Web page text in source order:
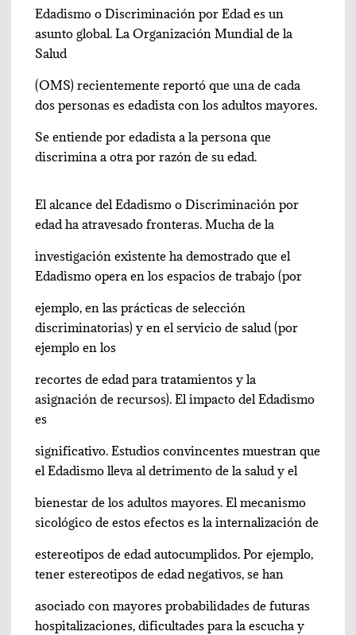
Edadismo o Discriminación por Edad es un
asunto global. La Organización Mundial de la
Salud
(OMS) recientemente reportó que una de cada
dos personas es edadista con los adultos mayores.
Se entiende por edadista a la persona que
discrimina a otra por razón de su edad.
El alcance del Edadismo o Discriminación por
edad ha atravesado fronteras. Mucha de la
investigación existente ha demostrado que el
Edadismo opera en los espacios de trabajo (por
ejemplo, en las prácticas de selección
discriminatorias) y en el servicio de salud (por
ejemplo en los
recortes de edad para tratamientos y la
asignación de recursos). El impacto del Edadismo
es
significativo. Estudios convincentes muestran que
el Edadismo lleva al detrimento de la salud y el
bienestar de los adultos mayores. El mecanismo
sicológico de estos efectos es la internalización de
estereotipos de edad autocumplidos. Por ejemplo,
tener estereotipos de edad negativos, se han
asociado con mayores probabilidades de futuras
hospitalizaciones, dificultades para la escucha y